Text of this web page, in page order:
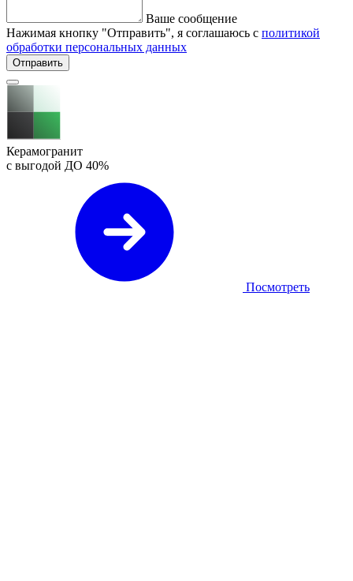
Ваше сообщение
Нажимая кнопку "Отправить", я соглашаюсь с политикой
обработки персональных данных
Отправить
Керамогранит
с выгодой ДО 40%
Посмотреть